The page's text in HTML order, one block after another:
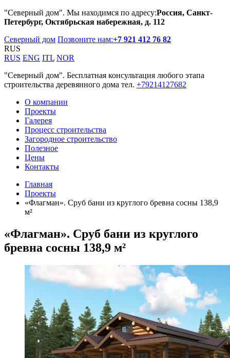
"Северный дом". Мы находимся по адресу:Россия, Санкт-
Петербург, Октябрьская набережная, д. 112
Северный дом Позвоните нам:+7 921 412 76 82
RUS
RUS ENG ITL NOR
"Северный дом". Бесплатная консультация любого этапа
строительства деревянного дома тел. +79214127682
О компании
Проекты
Галерея
Процесс строительства
Загородное строительство
Полезное
Цены
Контакты
Главная
Проекты
«Флагман». Сруб бани из круглого бревна сосны 138,9
м²
«Флагман». Сруб бани из круглого
бревна сосны 138,9 м²